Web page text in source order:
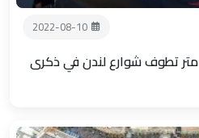
2022-08-10
راية لبيك ياحسين بطول 60 متر تطوف شوارع لندن في ذكرى